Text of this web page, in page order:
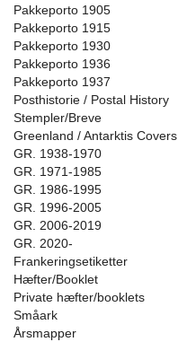
Pakkeporto 1905
Pakkeporto 1915
Pakkeporto 1930
Pakkeporto 1936
Pakkeporto 1937
Posthistorie / Postal History
Stempler/Breve
Greenland / Antarktis Covers
GR. 1938-1970
GR. 1971-1985
GR. 1986-1995
GR. 1996-2005
GR. 2006-2019
GR. 2020-
Frankeringsetiketter
Hæfter/Booklet
Private hæfter/booklets
Småark
Årsmapper